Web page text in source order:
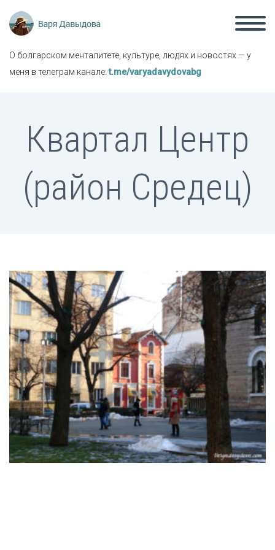
О болгарском менталитете, культуре, людях и новостях — у
меня в телеграм канале:t.me/varyadavydovabg
Квартал Центр
(район Средец)